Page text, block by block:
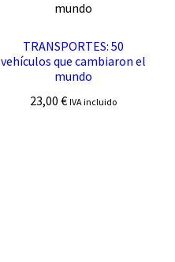
TRANSPORTES: 50
vehículos que cambiaron el
mundo
23,00 € IVA incluido